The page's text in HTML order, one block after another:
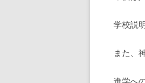
学校説
また、